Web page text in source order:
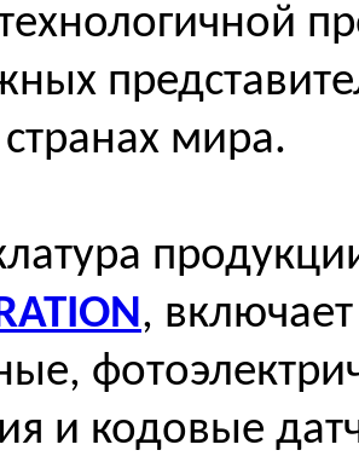
мира.
,
и кодовые